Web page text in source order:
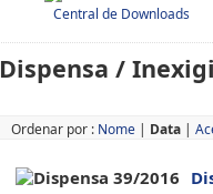
Central de Downloads
Dispensa /
Ordenar por : Nome | Data |